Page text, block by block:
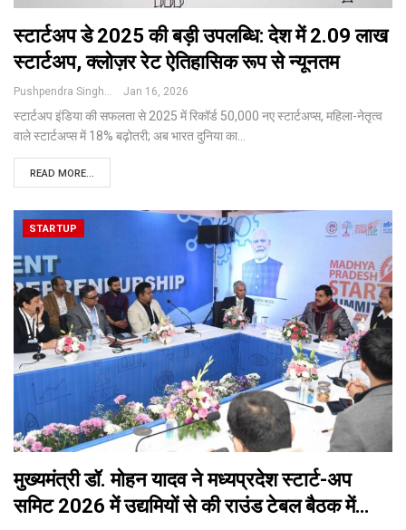
स्टार्टअप डे 2025 की बड़ी उपलब्धि: देश में 2.09 लाख
स्टार्टअप, क्लोज़र रेट ऐतिहासिक रूप से न्यूनतम
Pushpendra Singh Jan 16, 2026
स्टार्टअप इंडिया की सफलता से 2025 में रिकॉर्ड 50,000 नए स्टार्टअप्स, महिला-नेतृत्व
वाले स्टार्टअप्स में 18% बढ़ोतरी; अब भारत दुनिया का
READ MORE...
STARTUP
मुख्यमंत्री डॉ. मोहन यादव ने मध्यप्रदेश स्टार्ट-अप
समिट 2026 में उद्यमियों से की राउंड टेबल बैठक में…